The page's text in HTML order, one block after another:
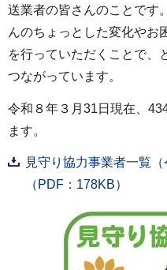
送業者の皆さんのことです
んのちょっとした変化やお
を行っていただくことで、
つながっています。
令和８年３月31日現在、
ます。
見守り協力事業者一覧
（PDF：178KB）